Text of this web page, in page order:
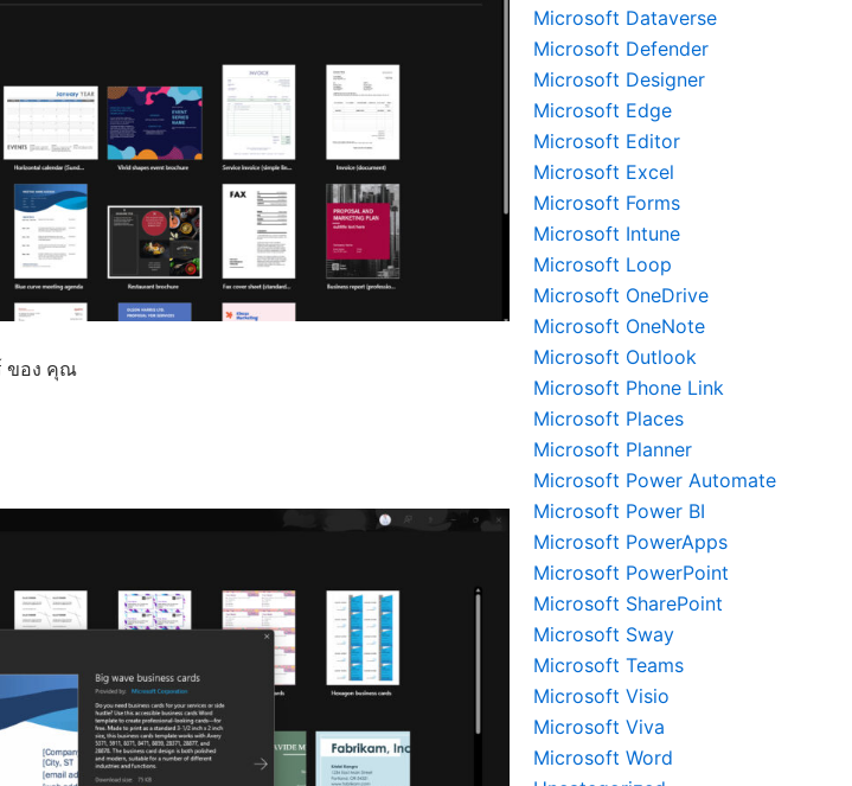
ของ คุณ
Microsoft Dataverse
Microsoft Defender
Microsoft Designer
Microsoft Edge
Microsoft Editor
Microsoft Excel
Microsoft Forms
Microsoft Intune
Microsoft Loop
Microsoft OneDrive
Microsoft OneNote
Microsoft Outlook
Microsoft Phone Link
Microsoft Places
Microsoft Planner
Microsoft Power Automate
Microsoft Power BI
Microsoft PowerApps
Microsoft PowerPoint
Microsoft SharePoint
Microsoft Sway
Microsoft Teams
Microsoft Visio
Microsoft Viva
Microsoft Word